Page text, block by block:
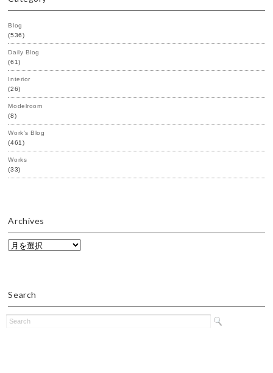
Blog
(536)
Daily Blog
(61)
Interior
(26)
Modelroom
(8)
Work's Blog
(461)
Works
(33)
Archives
Archives
Search